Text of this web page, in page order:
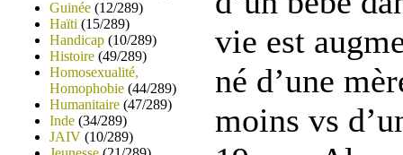
Guinée (12/289)
Haïti (15/289)
Handicap (10/289)
Histoire (49/289)
Homosexualité,
Homophobie (44/289)
Humanitaire (47/289)
Inde (34/289)
JAIV (10/289)
vie est
né d’une
moins vs